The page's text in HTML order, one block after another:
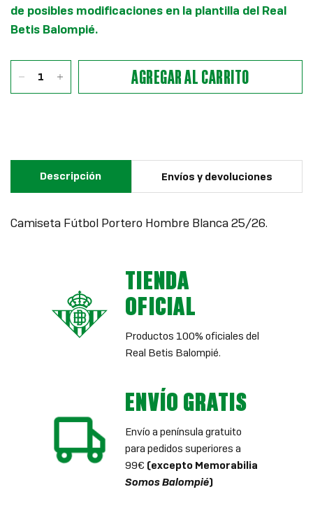
de posibles modificaciones en la plantilla del Real
Betis Balompié.
AGREGAR AL CARRITO
Descripción Envíos y devoluciones
Camiseta Fútbol Portero Hombre Blanca 25/26.
TIENDA
OFICIAL
Productos 100% oficiales del
Real Betis Balompié.
ENVÍO GRATIS
Envío a península gratuito
para pedidos superiores a
99€ (excepto Memorabilia
Somos Balompié)